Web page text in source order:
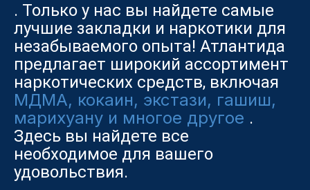
. Только у нас вы найдете самые
лучшие закладки и наркотики для
незабываемого опыта! Атлантида
предлагает широкий ассортимент
наркотических средств, включая
МДМА, кокаин, экстази, гашиш,
марихуану и многое другое .
Здесь вы найдете все
необходимое для вашего
удовольствия.